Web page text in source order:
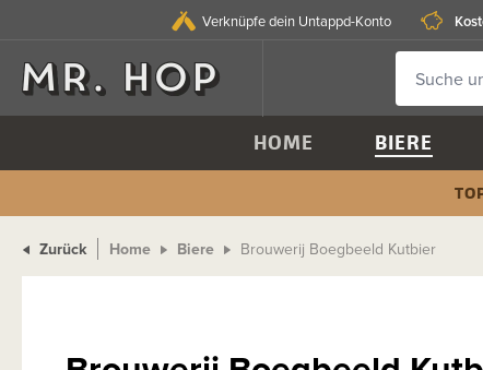
Verknüpfe dein Untappd-Konto
HOME BIERE
Zurück Home Biere Brouwerij Boegbeeld Kutbier